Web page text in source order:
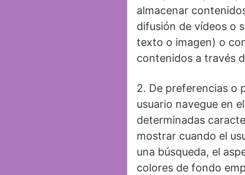
almacenar
difusión de vídeos o
texto o imagen) o
contenidos a través
2. De preferencias o
usuario navegue en
determinadas
mostrar cuando el
una búsqueda, el
colores de fondo